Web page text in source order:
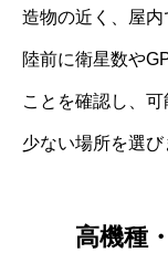
造物の近く、屋
陸前に衛星数や
ことを確認し、
少ない場所を選び
高機種